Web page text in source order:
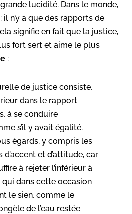
lucidité. Dans le monde,
il n’y a que des rapports de
signifie en fait que la justice,
fort sert et aime le plus
:
de justice consiste,
dans le rapport
à se conduire
s’il y avait égalité.
égards, y compris les
et d’attitude, car
à rejeter l’inférieur à
qui dans cette occasion
le sien, comme le
de l’eau restée